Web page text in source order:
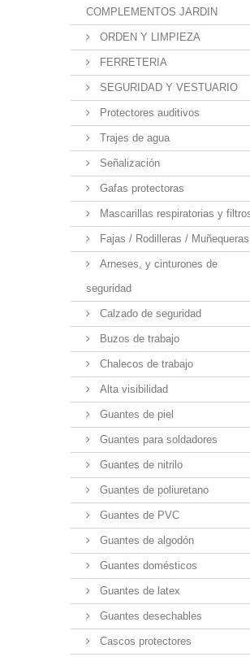
COMPLEMENTOS JARDIN
ORDEN Y LIMPIEZA
FERRETERIA
SEGURIDAD Y VESTUARIO
Protectores auditivos
Trajes de agua
Señalización
Gafas protectoras
Mascarillas respiratorias y
Fajas / Rodilleras / Muñequeras
Arneses, y cinturones de
seguridad
Calzado de seguridad
Buzos de trabajo
Chalecos de trabajo
Alta visibilidad
Guantes de piel
Guantes para soldadores
Guantes de nitrilo
Guantes de poliuretano
Guantes de PVC
Guantes de algodón
Guantes domésticos
Guantes de latex
Guantes desechables
Cascos protectores